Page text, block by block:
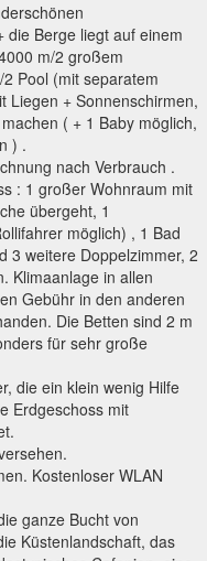
die Berge liegt auf einem
m/2 großem
Pool (mit separatem
Liegen + Sonnenschirmen,
( + 1 Baby möglich,
) .
nach Verbrauch .
: 1 großer Wohnraum mit
übergeht, 1
möglich) , 1 Bad
3 weitere Doppelzimmer, 2
Klimaanlage in allen
Gebühr in den anderen
Die Betten sind 2 m
für sehr große
die ein klein wenig Hilfe
Erdgeschoss mit
Kostenloser WLAN
ganze Bucht von
Küstenlandschaft, das